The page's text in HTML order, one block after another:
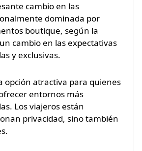
cambio en las
dominada por
boutique, según la
cambio en las expectativas
y exclusivas.
opción atractiva para quienes
entornos más
Los viajeros están
privacidad, sino también